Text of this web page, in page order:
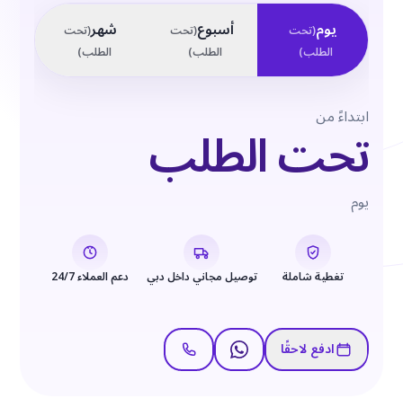
يوم(تحت
الطلب)
أسبوع(تحت
الطلب)
شهر(تحت
الطلب)
ابتداءً من
تحت الطلب
يوم
تغطية شاملة توصيل مجاني داخل دبي دعم العملاء 24/7
ادفع لاحقًا